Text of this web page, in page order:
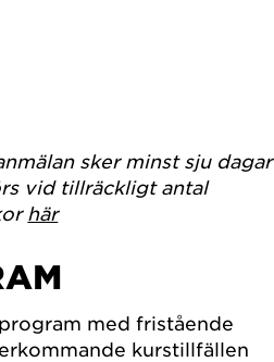
sker minst sju dagar
vid tillräckligt antal
här
med fristående
kurstillfällen